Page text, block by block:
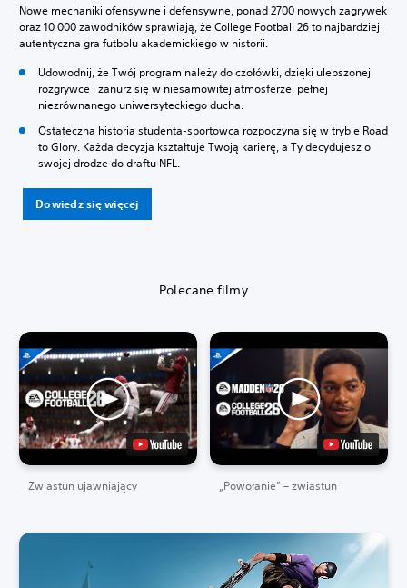
Nowe mechaniki ofensywne i defensywne, ponad 2700 nowych zagrywek
oraz 10 000 zawodników sprawiają, że College Football 26 to najbardziej
autentyczna gra futbolu akademickiego w historii.
Udowodnij, że Twój program należy do czołówki, dzięki ulepszonej
rozgrywce i zanurz się w niesamowitej atmosferze, pełnej
niezrównanego uniwersyteckiego ducha.
Ostateczna historia studenta-sportowca rozpoczyna się w trybie Road
to Glory. Każda decyzja kształtuje Twoją karierę, a Ty decydujesz o
swojej drodze do draftu NFL.
Dowiedz się więcej
Polecane filmy
Zwiastun ujawniający „Powołanie” – zwiastun